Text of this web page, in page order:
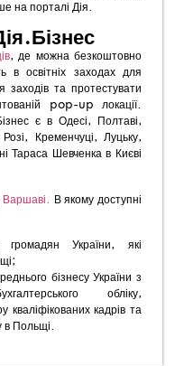
на порталі Дія.
, де можна безкоштовно
в освітніх заходах для
заходів та протестувати
pop-up локації.
є в Одесі, Полтаві,
Кременчуці, Луцьку,
Тараса Шевченка в Києві
Варшаві.
В якому доступні
громадян України, які
бізнесу України з
обліку,
кваліфікованих кадрів та
в Польщі.